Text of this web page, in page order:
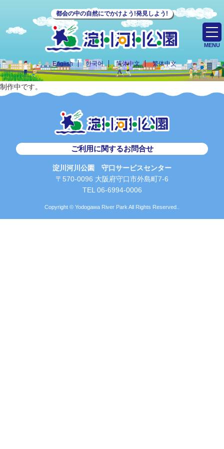
都会の中の自然にでかけよう!発見しよう!
English 한국어 简体中文 繁体中文
MENU
制作中です。
ご利用に関するお問合せ
淀川河川公園 守口サービスセンター
〒570-0096 大阪府守口市外島町7-6
TEL 06-6994-0006
Copyright © Yodogawa River Park All Rights Reserved..